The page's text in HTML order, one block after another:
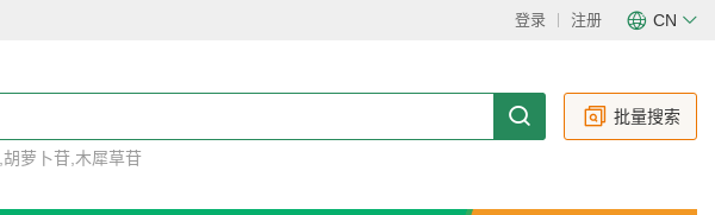
登录 注册 CN
EN
胡萝卜苷 木犀草苷
批量搜索